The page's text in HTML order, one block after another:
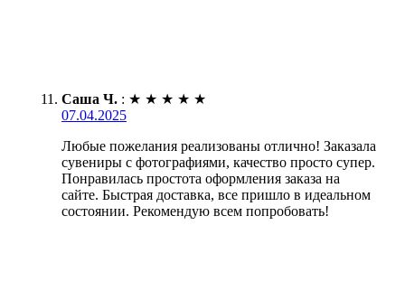
Саша Ч. : ★ ★ ★ ★ ★
07.04.2025
Любые пожелания реализованы отлично! Заказала
сувениры с фотографиями, качество просто супер.
Понравилась простота оформления заказа на
сайте. Быстрая доставка, все пришло в идеальном
состоянии. Рекомендую всем попробовать!